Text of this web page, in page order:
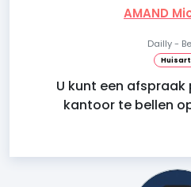
AMAND
Dailly -
U kunt een
kantoor te bellen